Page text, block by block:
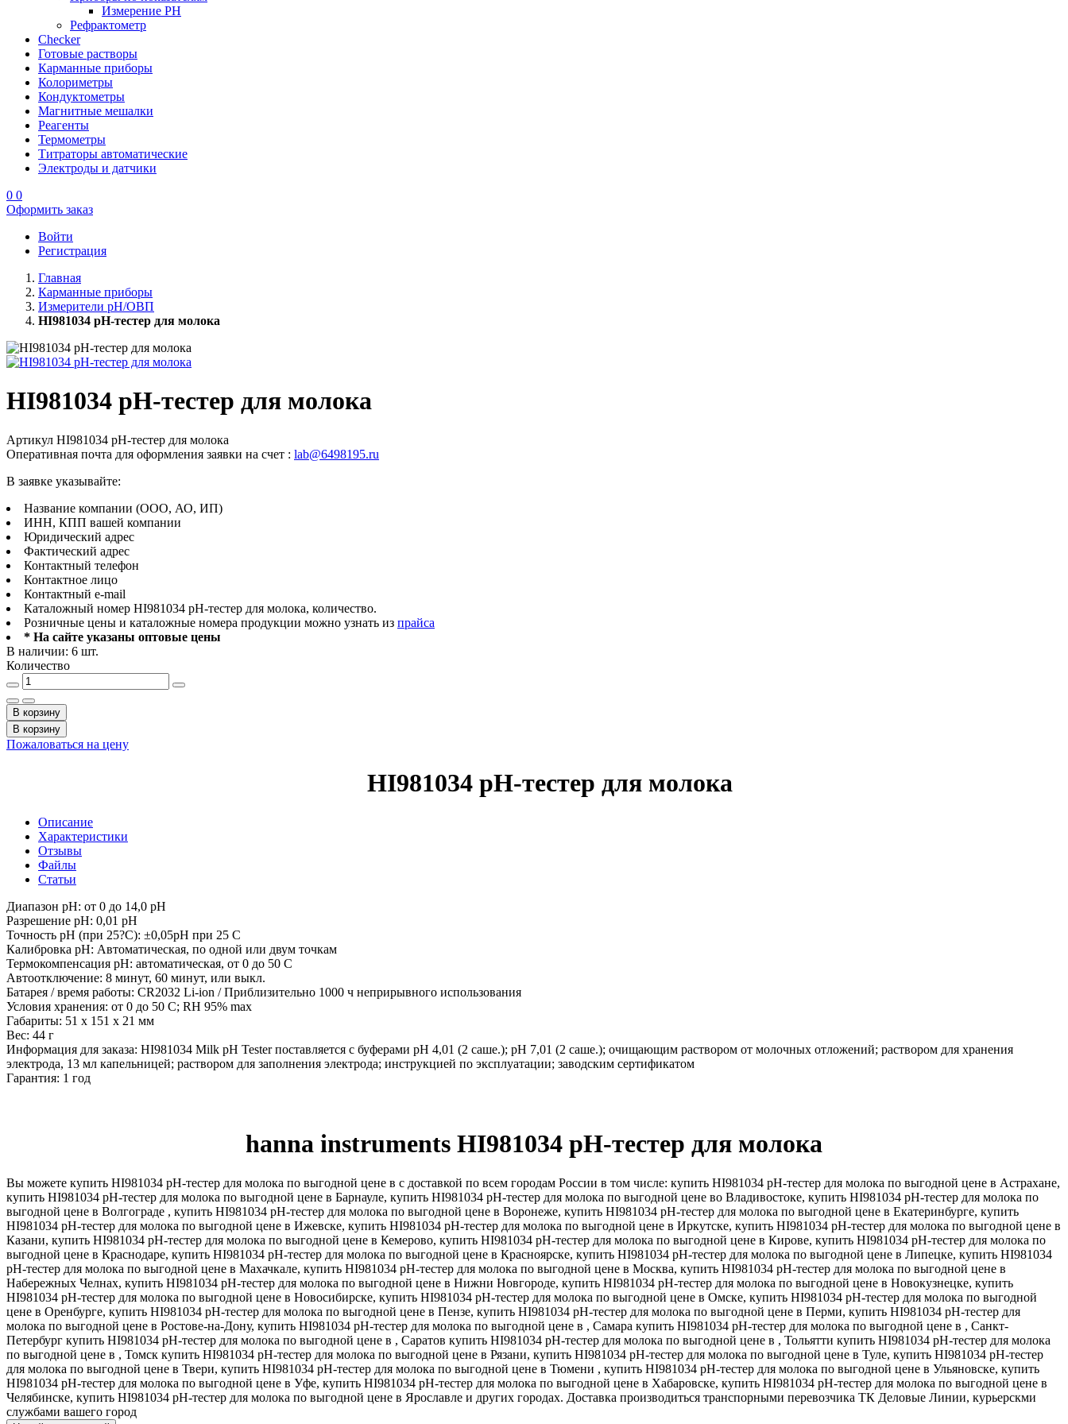
Измерение PH
Рефрактометр
Checker
Готовые растворы
Карманные приборы
Колориметры
Кондуктометры
Магнитные мешалки
Реагенты
Термометры
Титраторы автоматические
Электроды и датчики
0 0
Оформить заказ
Войти
Регистрация
Главная
Карманные приборы
Измерители pH/ОВП
HI981034 pH-тестер для молока
HI981034 pH-тестер для молока
Артикул HI981034 pH-тестер для молока
Оперативная почта для оформления заявки на счет : lab@6498195.ru
В заявке указывайте:
Название компании (ООО, АО, ИП)
ИНН, КПП вашей компании
Юридический адрес
Фактический адрес
Контактный телефон
Контактное лицо
Контактный e-mail
Каталожный номер HI981034 pH-тестер для молока, количество.
Розничные цены и каталожные номера продукции можно узнать из прайса
* На сайте указаны оптовые цены
В наличии: 6 шт.
Количество
В корзину
В корзину
Пожаловаться на цену
HI981034 pH-тестер для молока
Описание
Характеристики
Отзывы
Файлы
Статьи
Диапазон pH: от 0 до 14,0 pH
Разрешение pH: 0,01 pH
Точность pH (при 25?C): ±0,05pH при 25 C
Калибровка pH: Автоматическая, по одной или двум точкам
Термокомпенсация pH: автоматическая, от 0 до 50 C
Автоотключение: 8 минут, 60 минут, или выкл.
Батарея / время работы: CR2032 Li-ion / Приблизительно 1000 ч неприрывного использования
Условия хранения: от 0 до 50 C; RH 95% max
Габариты: 51 x 151 x 21 мм
Вес: 44 г
Информация для заказа: HI981034 Milk pH Tester поставляется с буферами pH 4,01 (2 саше.); pH 7,01 (2 саше.); очищающим раствором от молочных отложений; раствором для хранения
электрода, 13 мл капельницей; раствором для заполнения электрода; инструкцией по эксплуатации; заводским сертификатом
Гарантия: 1 год
hanna instruments HI981034 pH-тестер для молока
Вы можете купить HI981034 pH-тестер для молока по выгодной цене в с доставкой по всем городам России в том числе: купить HI981034 pH-тестер для молока по выгодной цене в Астрахане,
купить HI981034 pH-тестер для молока по выгодной цене в Барнауле, купить HI981034 pH-тестер для молока по выгодной цене во Владивостоке, купить HI981034 pH-тестер для молока по
выгодной цене в Волгограде , купить HI981034 pH-тестер для молока по выгодной цене в Воронеже, купить HI981034 pH-тестер для молока по выгодной цене в Екатеринбурге, купить
HI981034 pH-тестер для молока по выгодной цене в Ижевске, купить HI981034 pH-тестер для молока по выгодной цене в Иркутске, купить HI981034 pH-тестер для молока по выгодной цене в
Казани, купить HI981034 pH-тестер для молока по выгодной цене в Кемерово, купить HI981034 pH-тестер для молока по выгодной цене в Кирове, купить HI981034 pH-тестер для молока по
выгодной цене в Краснодаре, купить HI981034 pH-тестер для молока по выгодной цене в Красноярске, купить HI981034 pH-тестер для молока по выгодной цене в Липецке, купить HI981034
pH-тестер для молока по выгодной цене в Махачкале, купить HI981034 pH-тестер для молока по выгодной цене в Москва, купить HI981034 pH-тестер для молока по выгодной цене в
Набережных Челнах, купить HI981034 pH-тестер для молока по выгодной цене в Нижни Новгороде, купить HI981034 pH-тестер для молока по выгодной цене в Новокузнецке, купить
HI981034 pH-тестер для молока по выгодной цене в Новосибирске, купить HI981034 pH-тестер для молока по выгодной цене в Омске, купить HI981034 pH-тестер для молока по выгодной
цене в Оренбурге, купить HI981034 pH-тестер для молока по выгодной цене в Пензе, купить HI981034 pH-тестер для молока по выгодной цене в Перми, купить HI981034 pH-тестер для
молока по выгодной цене в Ростове-на-Дону, купить HI981034 pH-тестер для молока по выгодной цене в , Самара купить HI981034 pH-тестер для молока по выгодной цене в , Санкт-
Петербург купить HI981034 pH-тестер для молока по выгодной цене в , Саратов купить HI981034 pH-тестер для молока по выгодной цене в , Тольятти купить HI981034 pH-тестер для молока
по выгодной цене в , Томск купить HI981034 pH-тестер для молока по выгодной цене в Рязани, купить HI981034 pH-тестер для молока по выгодной цене в Туле, купить HI981034 pH-тестер
для молока по выгодной цене в Твери, купить HI981034 pH-тестер для молока по выгодной цене в Тюмени , купить HI981034 pH-тестер для молока по выгодной цене в Ульяновске, купить
HI981034 pH-тестер для молока по выгодной цене в Уфе, купить HI981034 pH-тестер для молока по выгодной цене в Хабаровске, купить HI981034 pH-тестер для молока по выгодной цене в
Челябинске, купить HI981034 pH-тестер для молока по выгодной цене в Ярославле и других городах. Доставка производиться транспорными перевозчика ТК Деловые Линии, курьерскми
службами вашего город